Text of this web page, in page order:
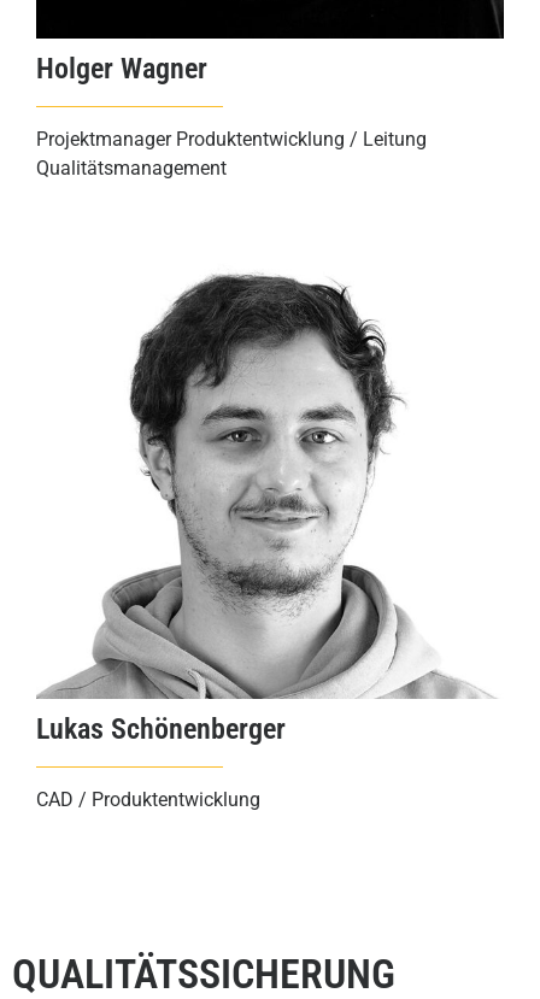
Holger Wagner
Projektmanager Produktentwicklung / Leitung
Qualitätsmanagement
Lukas Schönenberger
CAD / Produktentwicklung
QUALITÄTSSICHERUNG